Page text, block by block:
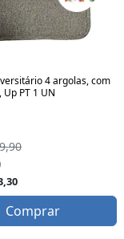
4 argolas, com
Up PT 1 UN
Comprar